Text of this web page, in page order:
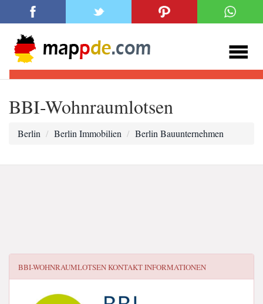
BBI-Wohnraumlotsen
Berlin Berlin Immobilien Berlin Bauunternehmen
BBI-WOHNRAUMLOTSENKONTAKT INFORMATIONEN